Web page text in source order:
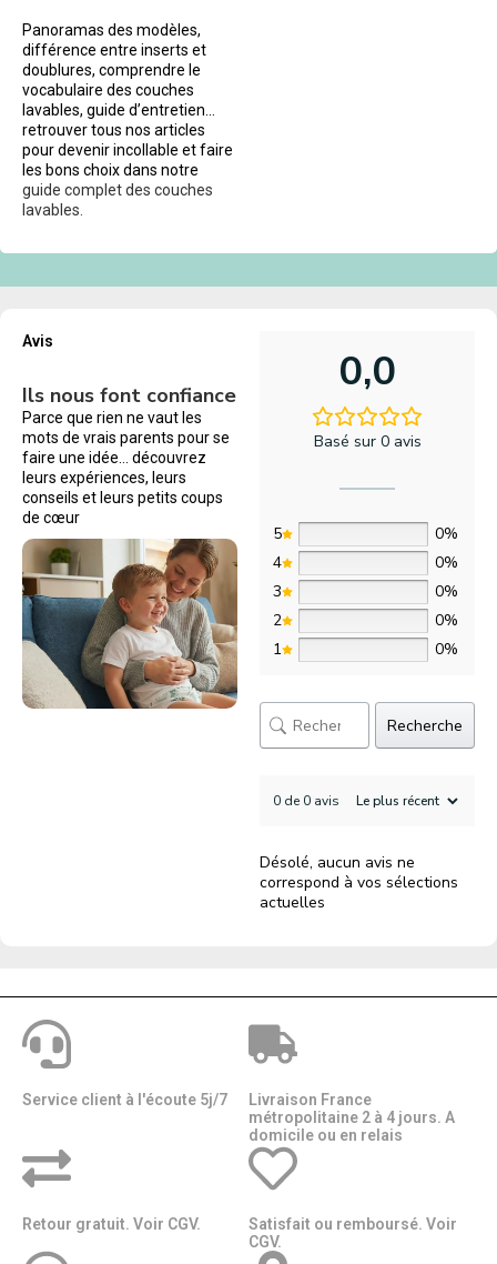
Panoramas des modèles,
différence entre inserts et
doublures, comprendre le
vocabulaire des couches
lavables, guide d’entretien…
retrouver tous nos articles
pour devenir incollable et faire
les bons choix dans notre
guide complet des couches
lavables.
Avis
Ils nous font confiance
Parce que rien ne vaut les
mots de vrais parents pour se
faire une idée… découvrez
leurs expériences, leurs
conseils et leurs petits coups
de cœur
0,0
Basé sur 0 avis
5
0%
4
0%
3
0%
2
0%
1
0%
Recherche
0 de 0 avis
Désolé, aucun avis ne
correspond à vos sélections
actuelles
Service client à l'écoute 5j/7
Livraison France
métropolitaine 2 à 4 jours. A
domicile ou en relais​​
Retour gratuit. Voir CGV.
Satisfait ou remboursé. Voir
CGV.